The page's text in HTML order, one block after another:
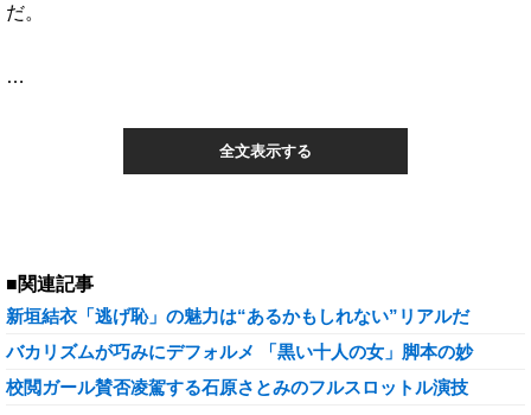
だ。
…
全文表示する
■関連記事
新垣結衣「逃げ恥」の魅力は“あるかもしれない”リアルだ
バカリズムが巧みにデフォルメ 「黒い十人の女」脚本の妙
校閲ガール賛否凌駕する石原さとみのフルスロットル演技